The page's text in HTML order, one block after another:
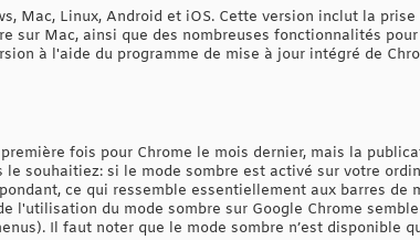
Mac, Linux, Android et iOS. Cette version inclut la
sur Mac, ainsi que des nombreuses fonctionnalités
à l'aide du programme de mise à jour intégré de
fois pour Chrome le mois dernier, mais la
souhaitiez: si le mode sombre est activé sur votre
ce qui ressemble essentiellement aux barres de
l'utilisation du mode sombre sur Google Chrome
Il faut noter que le mode sombre n’est disponible